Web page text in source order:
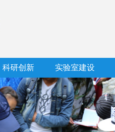
科研创新 实验室建设